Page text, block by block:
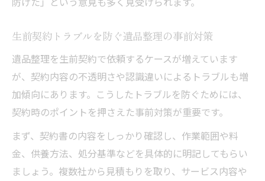
生前契約トラブルを防ぐ遺品整理の事前対策
遺品整理を生前契約で依頼するケースが増えています
が、契約内容の不透明さや認識違いによるトラブルも増
加傾向にあります。こうしたトラブルを防ぐためには、
契約時のポイントを押さえた事前対策が重要です。
まず、契約書の内容をしっかり確認し、作業範囲や料
金、供養方法、処分基準などを具体的に明記してもらい
ましょう。複数社から見積もりを取り、サービス内容や